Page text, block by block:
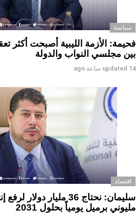
سياسة
فحيمة: الأزمة الليبية أصبحت أكثر
بين مجلسي النواب والدولة
updated 14 ساعة ago
اقتصاد
سليمان: نحتاج 36 مليار
مليوني برميل يومياً بحلول 2031